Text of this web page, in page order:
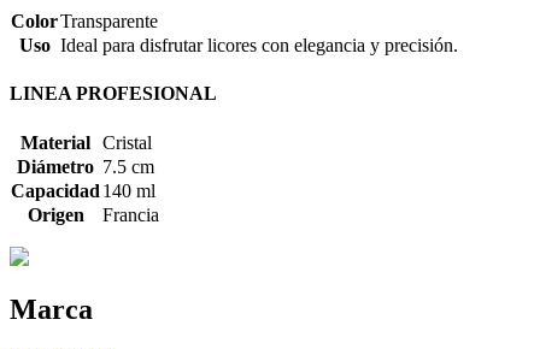
ColorTransparente
Uso Ideal para disfrutar licores con elegancia y precisión.
LINEA PROFESIONAL
Material Cristal
Diámetro 7.5 cm
Capacidad 140 ml
Origen
Francia
Marca